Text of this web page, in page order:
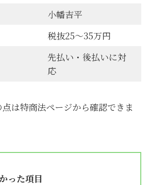
小幡吉平
税抜25〜35万円
先払い・後払いに対
応
は特商法ページから確認できま
った項目